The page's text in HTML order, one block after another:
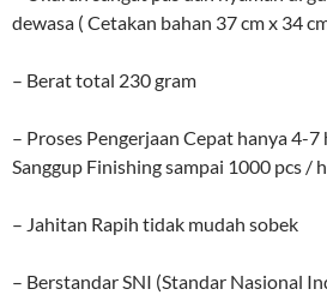
dewasa ( Cetakan bahan 37 cm x 34
– Berat total 230 gram
– Proses Pengerjaan Cepat hanya 4-
Sanggup Finishing sampai 1000 pcs /
– Jahitan Rapih tidak mudah sobek
– Berstandar SNI (Standar Nasional